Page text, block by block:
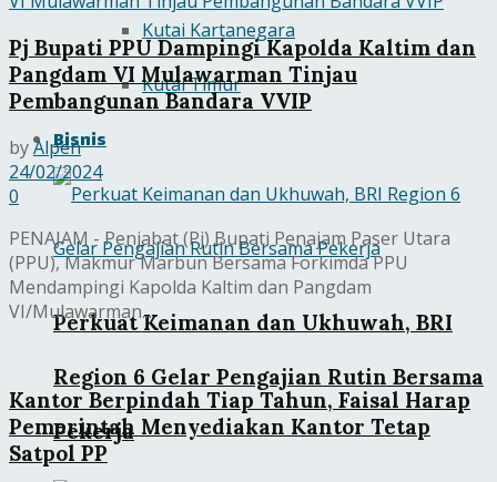
Kutai Kartanegara
Kutai Timur
Bisnis
Perkuat Keimanan dan Ukhuwah, BRI
Region 6 Gelar Pengajian Rutin Bersama
Pekerja
Pj Bupati PPU Dampingi Kapolda Kaltim dan
Pangdam VI Mulawarman Tinjau
Pembangunan Bandara VVIP
byAlpen
24/02/2024
0
PENAJAM - Penjabat (Pj) Bupati Penajam Paser Utara
(PPU), Makmur Marbun Bersama Forkimda PPU
Mendampingi Kapolda Kaltim dan Pangdam
VI/Mulawarman...
Kantor Berpindah Tiap Tahun, Faisal Harap
Pemerintah Menyediakan Kantor Tetap
Satpol PP